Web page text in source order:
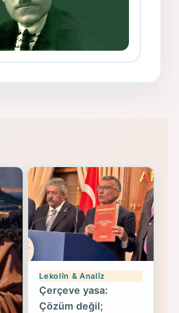
Çalışmaları- 8
Lekolîn & Analîz
Çerçeve yasa:
Çözüm değil;